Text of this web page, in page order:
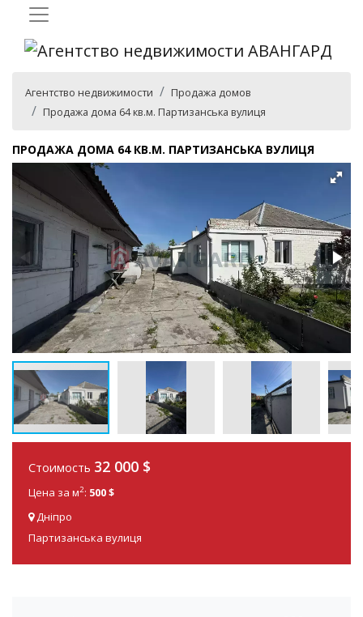
Агентство недвижимости
Продажа домов
Продажа дома 64 кв.м. Партизанська вулиця
ПРОДАЖА ДОМА 64 КВ.М. ПАРТИЗАНСЬКА ВУЛИЦЯ
Стоимость 32 000 $
Цена за м2: 500 $
Дніпро
Партизанська вулиця